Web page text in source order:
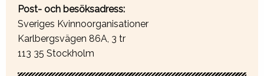
Post- och besöksadress:
Sveriges Kvinnoorganisationer
Karlbergsvägen 86A, 3 tr
113 35 Stockholm